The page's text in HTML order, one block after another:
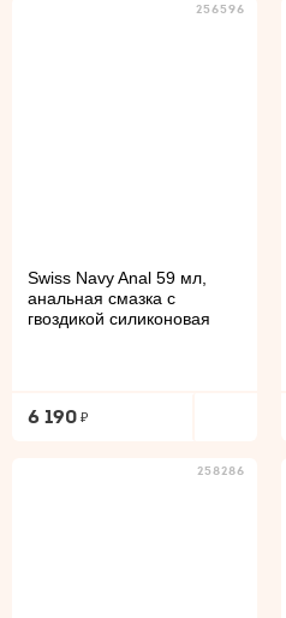
256596
Swiss Navy Anal 59 мл,
анальная смазка с
гвоздикой силиконовая
6 190
258286